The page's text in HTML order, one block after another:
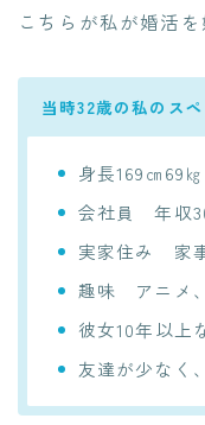
こちらが私が婚活
当時32歳の私のス
身長169㎝69
会社員 年収
実家住み 家
趣味 アニメ
彼女10年以上
友達が少なく